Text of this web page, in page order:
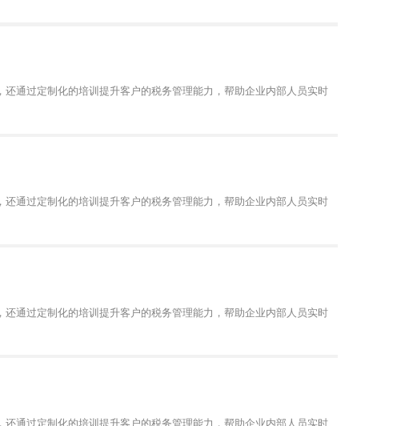
通过定制化的培训提升客户的税务管理能力，帮助企业内部人员实时
通过定制化的培训提升客户的税务管理能力，帮助企业内部人员实时
通过定制化的培训提升客户的税务管理能力，帮助企业内部人员实时
通过定制化的培训提升客户的税务管理能力，帮助企业内部人员实时